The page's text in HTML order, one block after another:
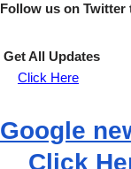
Follow us on Twitter
Get
Click Here
Click